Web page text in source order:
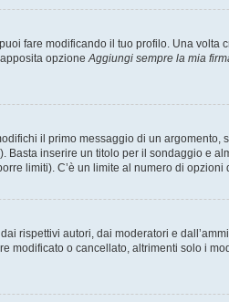
fare modificando il tuo profilo. Una
opzioneAggiungi sempre la mia
il primo messaggio di un
inserire un titolo per il sondaggio e
limiti). C’è un limite al numero di
rispettivi autori, dai moderatori e
o cancellato, altrimenti solo i